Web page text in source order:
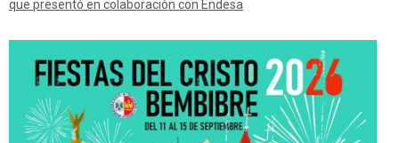
que presentó en colaboración con Endesa